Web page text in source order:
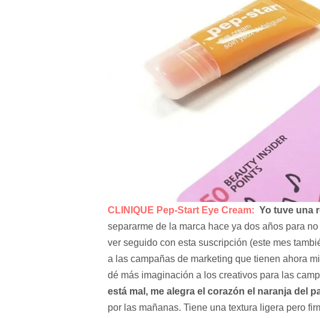
CLINIQUE Pep-Start Eye Cream: Yo tuve una
separarme de la marca hace ya dos años para
ver seguido con esta suscripción (este mes
a las campañas de marketing que tienen ahora
dé más imaginación a los creativos para las
está mal, me alegra el corazón el naranja del
por las mañanas. Tiene una textura ligera pero